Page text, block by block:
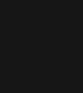
می‌شود.